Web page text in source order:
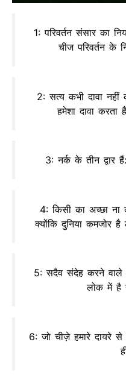
1: परिवर्तन संसार का
चीज परिवर्तन के
2: सत्य कभी दावा
हमेशा दावा करता
3: नर्क के तीन द्वार
4: किसी का अच्छा ना
क्योंकि दुनिया कमजोर है
5: सदैव संदेह करने वाले
लोक में है
6: जो चीज़े हमारे दायरे से